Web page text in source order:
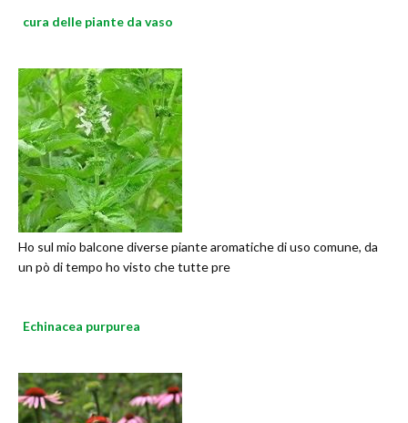
cura delle piante da vaso
Ho sul mio balcone diverse piante aromatiche di uso comune, da
un pò di tempo ho visto che tutte pre
Echinacea purpurea